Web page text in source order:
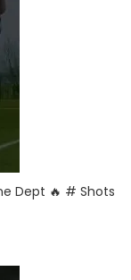
Dept 🔥 # Shots